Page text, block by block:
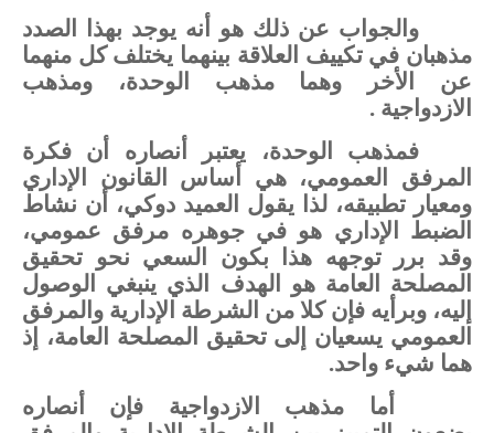
والجواب عن ذلك هو أنه يوجد بهذا
الصدد
مذهبان في تكييف العلاقة بينهما يختلف كل منهما
عن
الأخر وهما مذهب الوحدة،
ومذهب
الازدواجية .
فمذهب
الوحدة، يعتبر أنصاره أن فكرة
المرفق
العمومي، هي أساس القانون
الإداري
ومعيار تطبيقه، لذا يقول العميد دوكي، أن نشاط
الضبط
الإداري هو في جوهره مرفق عمومي،
وقد برر توجهه هذا بكون السعي نحو تحقيق
المصلحة
العامة هو الهدف الذي ينبغي
الوصول
إليه، وبرأيه فإن كلا من الشرطة الإدارية والمرفق
العمومي يسعيان إلى تحقيق المصلحة العامة،
إذ
هما شيء واحد.
أما
مذهب الازدواجية فإن
أنصاره